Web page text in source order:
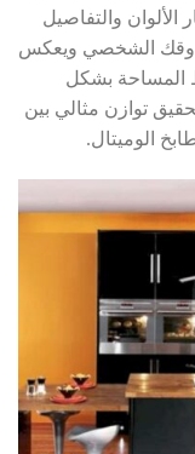
الألوان والتفاصيل
ذوقك الشخصي ويعكس
المساحة بشكل
توازن مثالي بين
الوميتال.